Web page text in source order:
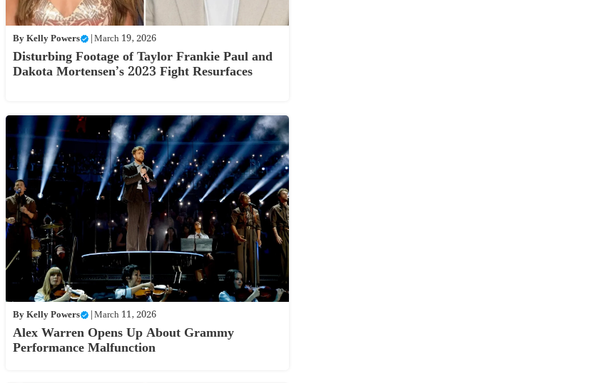
ByKelly Powers |March 19, 2026
Disturbing Footage of Taylor Frankie Paul and
Dakota Mortensen’s 2023 Fight Resurfaces
ByKelly Powers |March 11, 2026
Alex Warren Opens Up About Grammy
Performance Malfunction